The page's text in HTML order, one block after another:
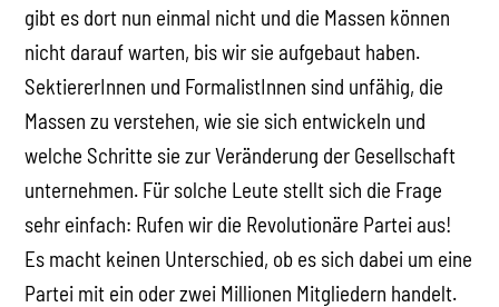
gibt es dort nun einmal nicht und die Massen können
nicht darauf warten, bis wir sie aufgebaut haben.
SektiererInnen und FormalistInnen sind unfähig, die
Massen zu verstehen, wie sie sich entwickeln und
welche Schritte sie zur Veränderung der Gesellschaft
unternehmen. Für solche Leute stellt sich die Frage
sehr einfach: Rufen wir die Revolutionäre Partei aus!
Es macht keinen Unterschied, ob es sich dabei um eine
Partei mit ein oder zwei Millionen Mitgliedern handelt.